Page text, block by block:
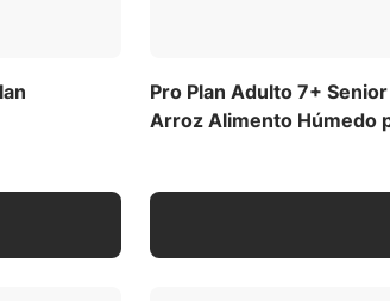
Pro Plan Adulto 7+
Arroz Alimento Húmedo